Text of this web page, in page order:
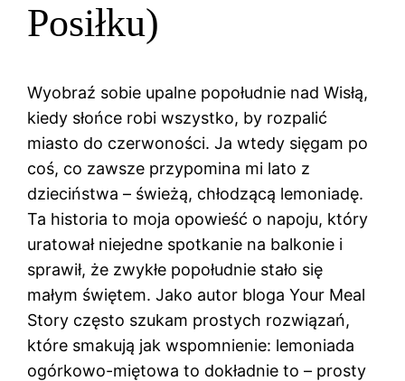
Posiłku)
Wyobraź sobie upalne popołudnie nad Wisłą,
kiedy słońce robi wszystko, by rozpalić
miasto do czerwoności. Ja wtedy sięgam po
coś, co zawsze przypomina mi lato z
dzieciństwa – świeżą, chłodzącą lemoniadę.
Ta historia to moja opowieść o napoju, który
uratował niejedne spotkanie na balkonie i
sprawił, że zwykłe popołudnie stało się
małym świętem. Jako autor bloga Your Meal
Story często szukam prostych rozwiązań,
które smakują jak wspomnienie: lemoniada
ogórkowo-miętowa to dokładnie to – prosty